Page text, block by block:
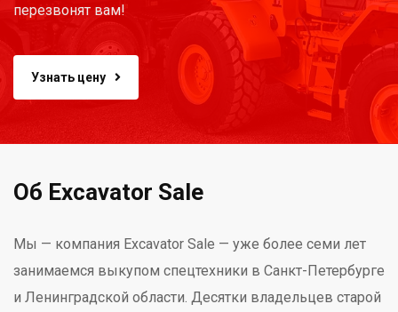
перезвонят вам!
Узнать цену
Об Excavator Sale
Мы — компания Excavator Sale — уже более семи лет
занимаемся выкупом спецтехники в Санкт-Петербурге
и Ленинградской области. Десятки владельцев старой